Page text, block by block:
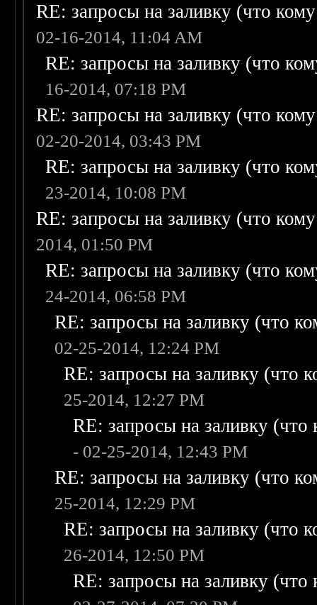
RE: запросы на заливку (что
02-16-2014, 11:04 AM
RE: запросы на заливку (что
16-2014, 07:18 PM
RE: запросы на заливку (что
02-20-2014, 03:43 PM
RE: запросы на заливку (что
23-2014, 10:08 PM
RE: запросы на заливку (что
2014, 01:50 PM
RE: запросы на заливку (что
24-2014, 06:58 PM
RE: запросы на заливку (что
02-25-2014, 12:24 PM
RE: запросы на заливку (что
25-2014, 12:27 PM
RE: запросы на заливку
- 02-25-2014, 12:43 PM
RE: запросы на заливку (что
25-2014, 12:29 PM
RE: запросы на заливку (что
26-2014, 12:50 PM
RE: запросы на заливку